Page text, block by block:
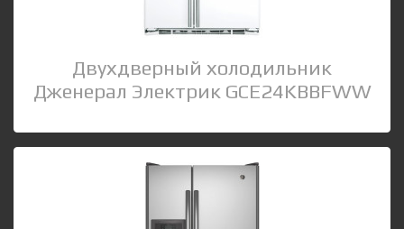
Двухдверный холодильник
Дженерал Электрик GCE24KBBFWW